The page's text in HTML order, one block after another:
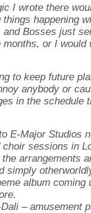
I wrote there
happening
Bosses just
or I would
to keep future
anybody or
in the schedule
E-Major Studios
sessions in
arrangements
simply
album coming
– amusement